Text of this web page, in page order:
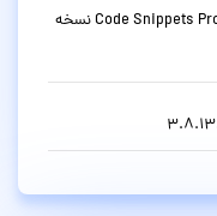
افزونه حرفه‌ای مدیریت قطعه‌کدهای وردپرس Code Snippets Pro نسخه